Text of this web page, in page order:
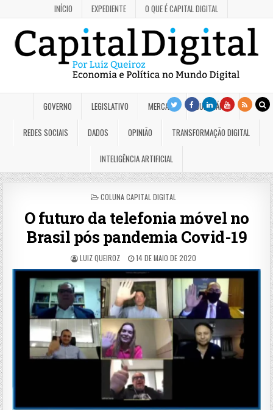
INÍCIO EXPEDIENTE O QUE É CAPITAL DIGITAL
GOVERNO LEGISLATIVO MERCADO JUDICIÁRIO
REDES SOCIAIS DADOS OPINIÃO TRANSFORMAÇÃO DIGITAL
INTELIGÊNCIA ARTIFICIAL
POSTED
COLUNA CAPITAL DIGITAL
O futuro da telefonia móvel no
Brasil pós pandemia Covid-19
LUIZ QUEIROZ 14 DE MAIO DE 2020